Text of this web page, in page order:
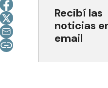
Recibí las
noticias
email